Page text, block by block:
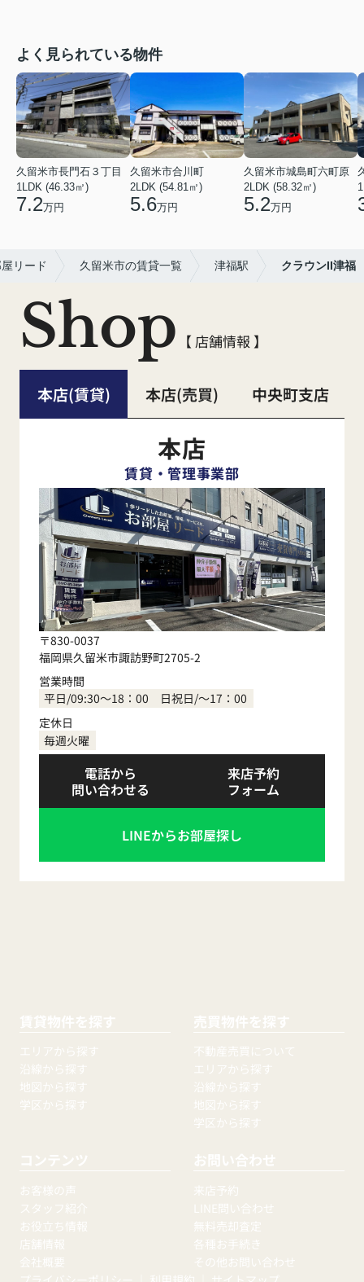
よく見られている物件
久留米市長門石３丁目
1LDK (46.33㎡)
7.2万円
久留米市合川町
2LDK (54.81㎡)
5.6万円
久留米市城島町六町原
2LDK (58.32㎡)
5.2万円
リード 久留米市の賃貸一覧 津福駅 クラウンII津福
Shop 【 店舗情報 】
本店(賃貸) 本店(売買) 中央町支店
本店
賃貸・管理事業部
〒830-0037
福岡県久留米市諏訪野町2705-2
営業時間
平日/09:30～18：00 日祝日/～17：00
定休日
毎週火曜
電話から
問い合わせる
来店予約
フォーム
LINEからお部屋探し
賃貸物件を探す
エリアから探す
沿線から探す
地図から探す
学区から探す
売買物件を探す
不動産売買について
エリアから探す
沿線から探す
地図から探す
学区から探す
コンテンツ
お客様の声
スタッフ紹介
お役立ち情報
店舗情報
会社概要
お問い合わせ
来店予約
LINE問い合わせ
無料売却査定
各種お手続き
その他お問い合わせ